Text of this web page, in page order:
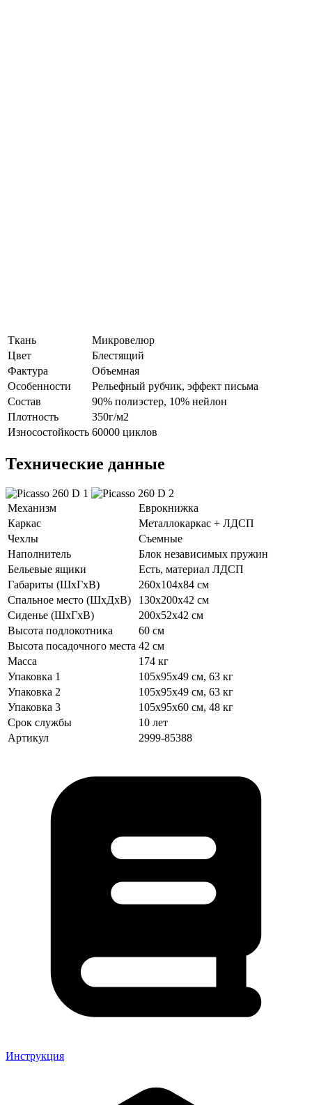
Ткань
Микровелюр
Цвет
Блестящий
Фактура
Объемная
Особенности
Рельефный рубчик, эффект письма
Состав
90% полиэстер, 10% нейлон
Плотность
350г/м2
Износостойкость 60000 циклов
Технические данные
Механизм
Еврокнижка
Каркас
Металлокаркас + ЛДСП
Чехлы
Съемные
Наполнитель
Блок независимых пружин
Бельевые ящики
Есть, материал ЛДСП
Габариты (ШхГхВ)
260х104х84 см
Спальное место (ШхДхВ)
130х200х42 см
Сиденье (ШхГхВ)
200х52х42 см
Высота подлокотника
60 см
Высота посадочного места 42 см
Масса
174 кг
Упаковка 1
105х95х49 см, 63 кг
Упаковка 2
105х95х49 см, 63 кг
Упаковка 3
105х95х60 см, 48 кг
Срок службы
10 лет
Артикул
2999-85388
Инструкция